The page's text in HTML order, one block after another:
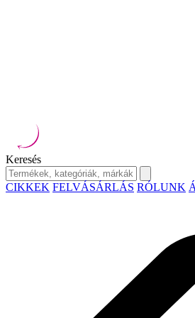
Keresés
CIKKEK FELVÁSÁRLÁS RÓLUNK